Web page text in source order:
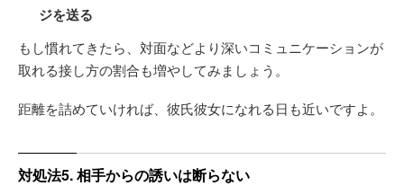
ジを送る
もし慣れてきたら、対面などより深いコミュニケーションが
取れる接し方の割合も増やしてみましょう。
距離を詰めていければ、彼氏彼女になれる日も近いですよ。
対処法5. 相手からの誘いは断らない